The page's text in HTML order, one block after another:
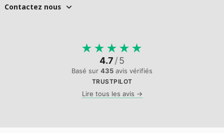
Contactez nous
★ ★ ★ ★ ★
4.7/5
Basé sur 435 avis vérifiés
TRUSTPILOT
Lire tous les avis →